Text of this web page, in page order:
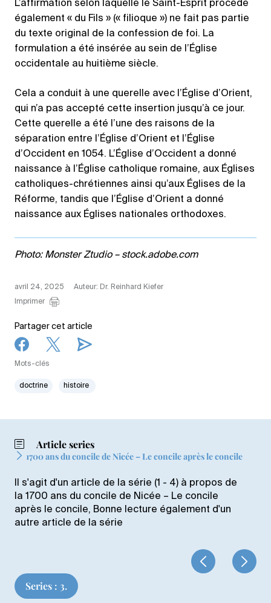
L’affirmation selon laquelle le Saint-Esprit procède
également « du Fils » (« filioque ») ne fait pas partie
du texte original de la confession de foi. La
formulation a été insérée au sein de l’Église
occidentale au huitième siècle.
Cela a conduit à une querelle avec l’Église d’Orient,
qui n’a pas accepté cette insertion jusqu’à ce jour.
Cette querelle a été l’une des raisons de la
séparation entre l’Église d’Orient et l’Église
d’Occident en 1054. L’Église d’Occident a donné
naissance à l’Église catholique romaine, aux Églises
catholiques-chrétiennes ainsi qu’aux Églises de la
Réforme, tandis que l’Église d’Orient a donné
naissance aux Églises nationales orthodoxes.
Photo: Monster Ztudio – stock.adobe.com
avril 24, 2025
Auteur: Dr. Reinhard Kiefer
Imprimer
Partager cet article
Mots-clés
doctrine histoire
Article series
1700 ans du concile de Nicée – Le concile après le concile
Il s'agit d'un article de la série (1 - 4) à propos de
la 1700 ans du concile de Nicée – Le concile
après le concile, Bonne lecture également d'un
autre article de la série
Series : 3.